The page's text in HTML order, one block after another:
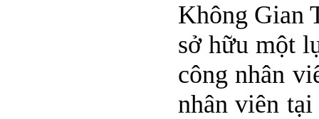
Không Gian
sở hữu một
công nhân
nhân viên